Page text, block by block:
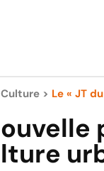
Culture > Le « JT